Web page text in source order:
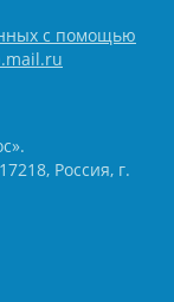
с помощью
Россия, г.